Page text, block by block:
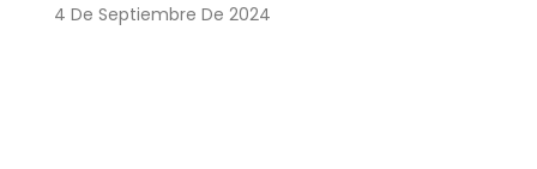
4 De Septiembre De 2024